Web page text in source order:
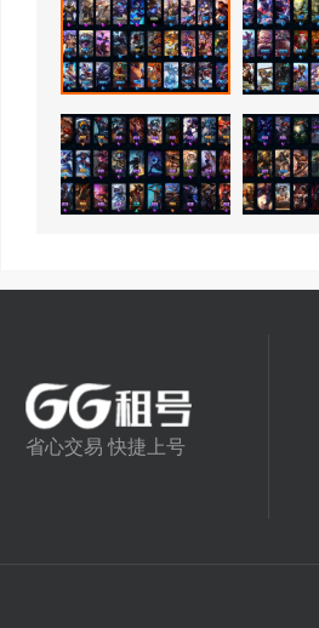
省心交易 快捷上号